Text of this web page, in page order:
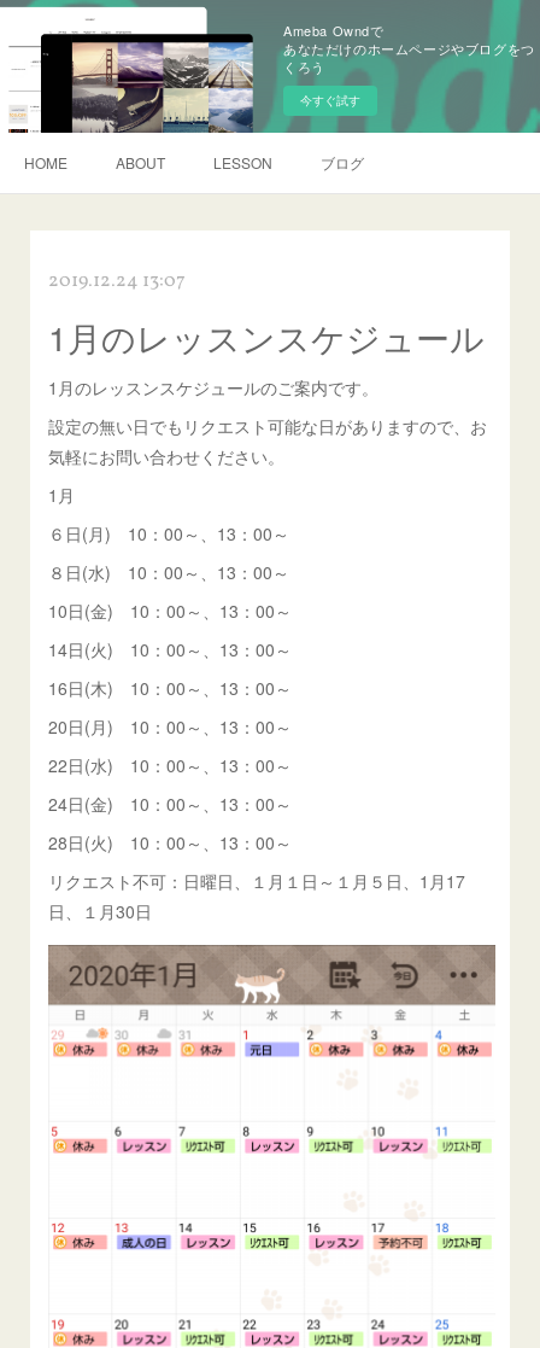
Ameba Owndで
あなただけのホームページやブログをつ
くろう
今すぐ試す
HOME ABOUT LESSON ブログ
2019.12.24 13:07
1月のレッスンスケジュール
1月のレッスンスケジュールのご案内です。
設定の無い日でもリクエスト可能な日がありますので、お
気軽にお問い合わせください。
1月
６日(月) 10：00～、13：00～
８日(水) 10：00～、13：00～
10日(金) 10：00～、13：00～
14日(火) 10：00～、13：00～
16日(木) 10：00～、13：00～
20日(月) 10：00～、13：00～
22日(水) 10：00～、13：00～
24日(金) 10：00～、13：00～
28日(火) 10：00～、13：00～
リクエスト不可：日曜日、１月１日～１月５日、1月17
日、１月30日